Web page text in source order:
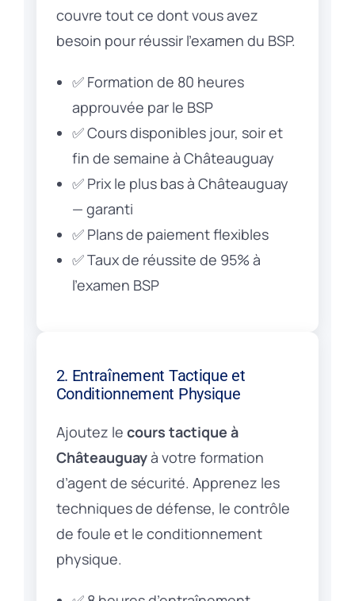
couvre tout ce dont vous avez
besoin pour réussir l’examen du BSP.
✅ Formation de 80 heures
approuvée par le BSP
✅ Cours disponibles jour, soir et
fin de semaine à Châteauguay
✅ Prix le plus bas à Châteauguay
— garanti
✅ Plans de paiement flexibles
✅ Taux de réussite de 95% à
l’examen BSP
2. Entraînement Tactique et
Conditionnement Physique
Ajoutez le cours tactique à
Châteauguayà votre formation
d’agent de sécurité. Apprenez les
techniques de défense, le contrôle
de foule et le conditionnement
physique.